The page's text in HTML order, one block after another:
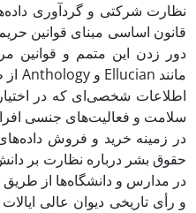
نظارت شرکتی و گردآوری
قانون اساسی مبنای قوانین
دور زدن این متمم و قوانین
مانند Ellucian و Anthology
اطلاعات شخصی‌ای که در
سلامت و فعالیت‌های جنسی
در زمینه خرید و فروش
حقوق بشر درباره نظارت بر
در مدارس و دانشگاه‌ها از
و رأی تاریخی دیوان عالی